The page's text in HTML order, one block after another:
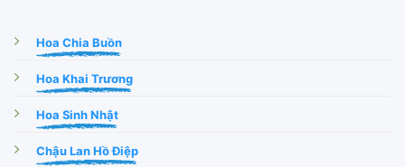
Hoa Chia Buồn
Hoa Khai Trương
Hoa Sinh Nhật
Chậu Lan Hồ Điệp